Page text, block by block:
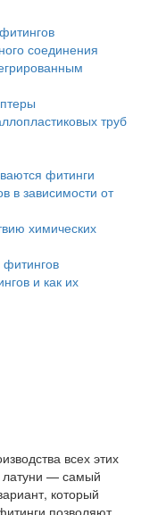
соединения
труб
фитинги
в зависимости от
химических
и как их
всех этих
латуни — самый
который